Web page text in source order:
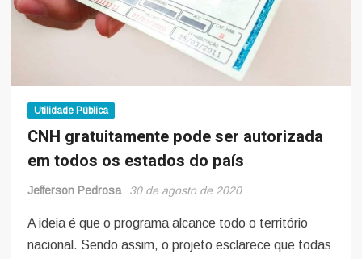
Utilidade Pública
CNH gratuitamente pode ser autorizada
em todos os estados do país
Jefferson Pedrosa 30 de agosto de 2020
A ideia é que o programa alcance todo o território
nacional. Sendo assim, o projeto esclarece que todas